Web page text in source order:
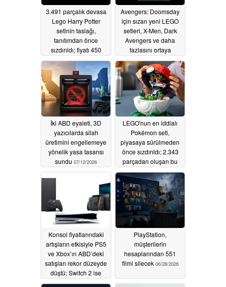
3.491 parçalık devasa
Lego Harry Potter
setinin taslağı,
tanıtımdan önce
sızdırıldı; fiyatı 450
dolar07/30/2026
Avengers: Doomsday
için sızan yeni LEGO
setleri, X-Men, Dark
Avengers ve daha
fazlasını ortaya
çıkarıyor07/17/2026
İki ABD eyaleti, 3D
yazıcılarda silah
üretimini engellemeye
yönelik yasa tasarısı
sundu 07/12/2026
LEGO'nun en iddialı
Pokémon seti,
piyasaya sürülmeden
önce sızdırıldı; 2.343
parçadan oluşan bu
Poké Ball'un içinde
koca bir dünya gizli
07/07/2026
Konsol fiyatlarındaki
artışların etkisiyle PS5
ve Xbox’ın ABD’deki
satışları rekor düzeyde
düştü; Switch 2 ise
daha güçlü bir
PlayStation,
müşterilerin
hesaplarından 551
filmi silecek 06/28/2026